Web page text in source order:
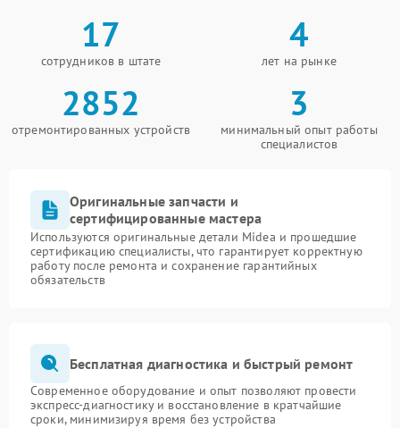
17
сотрудников в штате
4
лет на рынке
2852
отремонтированных устройств
3
минимальный опыт работы
специалистов
Оригинальные запчасти и
сертифицированные мастера
Используются оригинальные детали Midea и прошедшие
сертификацию специалисты, что гарантирует корректную
работу после ремонта и сохранение гарантийных
обязательств
Бесплатная диагностика и быстрый ремонт
Современное оборудование и опыт позволяют провести
экспресс-диагностику и восстановление в кратчайшие
сроки, минимизируя время без устройства